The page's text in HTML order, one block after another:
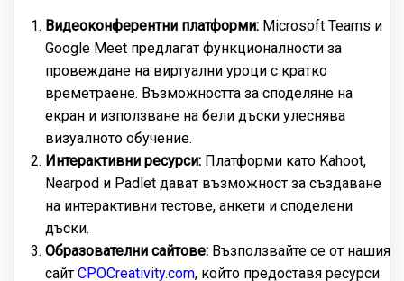
Видеоконферентни платформи: Microsoft Teams и
Google Meet предлагат функционалности за
провеждане на виртуални уроци с кратко
времетраене. Възможността за споделяне на
екран и използване на бели дъски улеснява
визуалното обучение.
Интерактивни ресурси: Платформи като Kahoot,
Nearpod и Padlet дават възможност за създаване
на интерактивни тестове, анкети и споделени
дъски.
Образователни сайтове: Възползвайте се от нашия
сайт CPOCreativity.com, който предоставя ресурси